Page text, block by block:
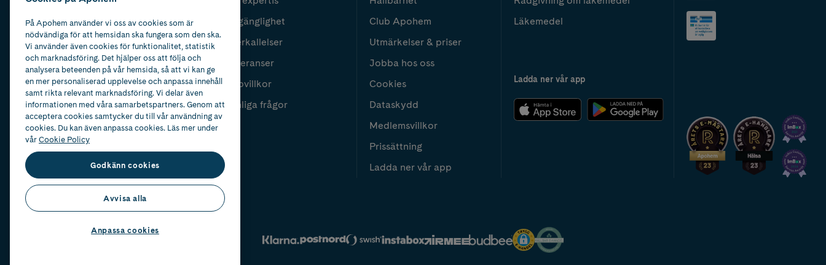
Tillgänglighet
Återkallelser
Leveranser
Köpvillkor
Vanliga frågor
Club Apohem
Utmärkelser & priser
Jobba hos oss
Cookies
Dataskydd
Medlemsvillkor
Prissättning
Ladda ner vår app
Läkemedel
Ladda ner vår app
2024
På Apohem använder vi oss av cookies som är
nödvändiga för att hemsidan ska fungera som den ska.
Vi använder även cookies för funktionalitet, statistik
och marknadsföring. Det hjälper oss att följa och
analysera beteenden på vår hemsida, så att vi kan ge
en mer personaliserad upplevelse och anpassa innehåll
samt rikta relevant marknadsföring. Vi delar även
informationen med våra samarbetspartners. Genom att
acceptera cookies samtycker du till vår användning av
cookies. Du kan även anpassa cookies. Läs mer under
vårCookie Policy
Godkänn cookies
Avvisa alla
Anpassa cookies